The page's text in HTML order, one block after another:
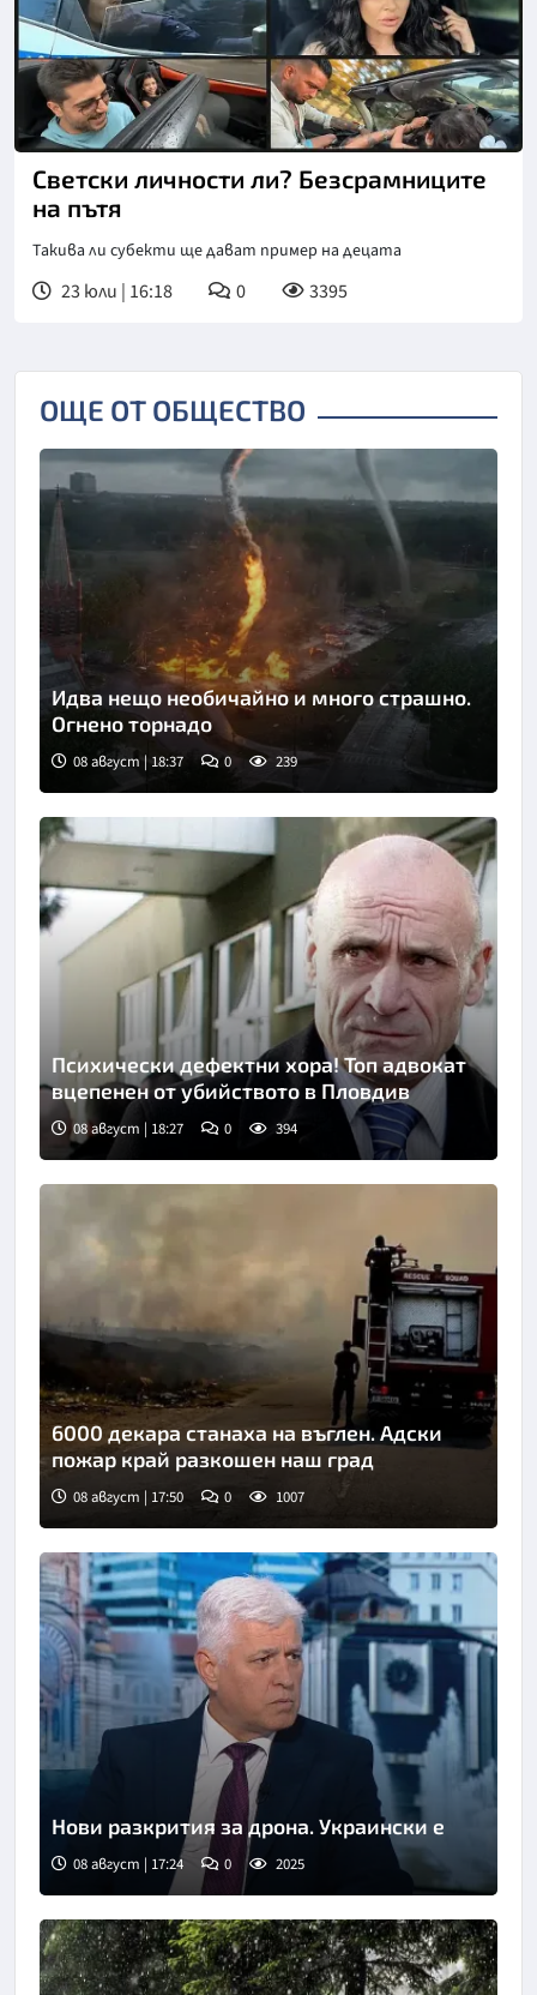
Светски личности ли? Безсрамниците
на пътя
Такива ли субекти ще дават пример на децата
23 юли | 16:18 0 3395
ОЩЕ ОТ ОБЩЕСТВО
Идва нещо необичайно и много страшно.
Огнено торнадо
08 август | 18:37 0 239
Психически дефектни хора! Топ адвокат
вцепенен от убийството в Пловдив
08 август | 18:27 0 394
6000 декара станаха на въглен. Адски
пожар край разкошен наш град
08 август | 17:50 0 1007
Нови разкрития за дрона. Украински е
08 август | 17:24 0 2025